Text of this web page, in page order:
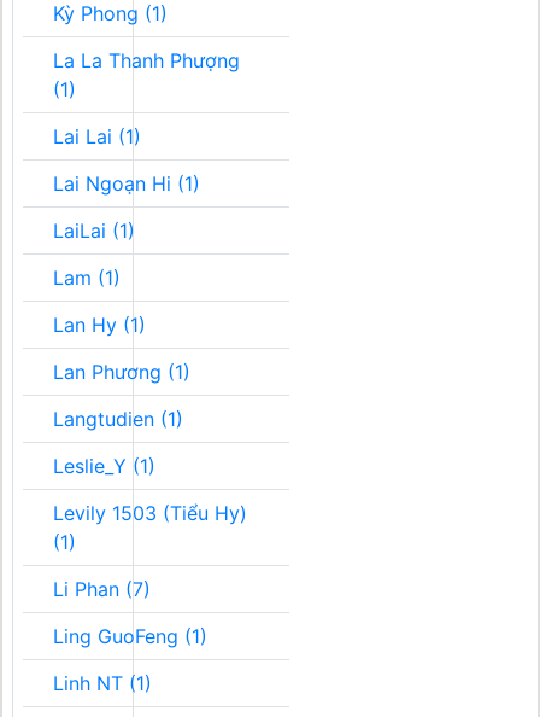
Kỳ Phong (1)
La La Thanh Phượng
(1)
Lai Lai (1)
Lai Ngoạn Hi (1)
LaiLai (1)
Lam (1)
Lan Hy (1)
Lan Phương (1)
Langtudien (1)
Leslie_Y (1)
Levily 1503 (Tiểu Hy)
(1)
Li Phan (7)
Ling GuoFeng (1)
Linh NT (1)